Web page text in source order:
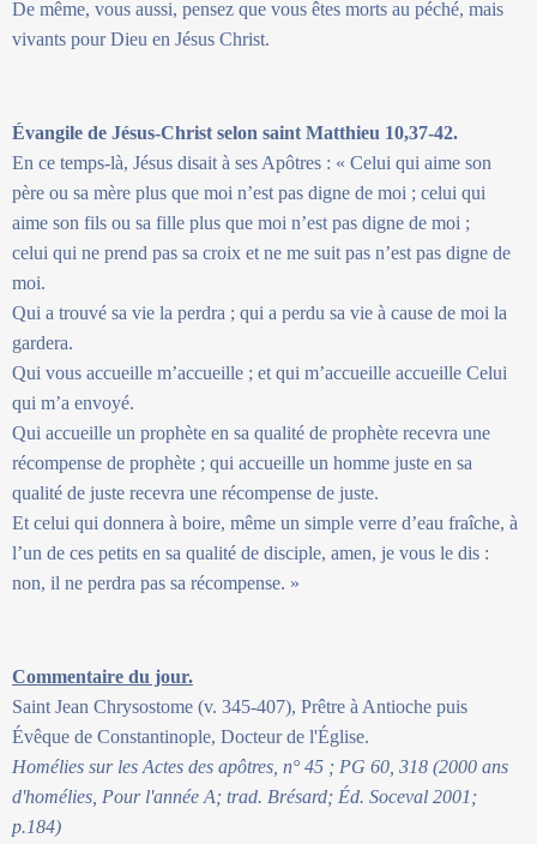
De même, vous aussi, pensez que vous êtes morts au péché, mais
vivants pour Dieu en Jésus Christ.
Évangile de Jésus-Christ selon saint Matthieu 10,37-42.
En ce temps-là, Jésus disait à ses Apôtres : « Celui qui aime son
père ou sa mère plus que moi n’est pas digne de moi ; celui qui
aime son fils ou sa fille plus que moi n’est pas digne de moi ;
celui qui ne prend pas sa croix et ne me suit pas n’est pas digne de
moi.
Qui a trouvé sa vie la perdra ; qui a perdu sa vie à cause de moi la
gardera.
Qui vous accueille m’accueille ; et qui m’accueille accueille Celui
qui m’a envoyé.
Qui accueille un prophète en sa qualité de prophète recevra une
récompense de prophète ; qui accueille un homme juste en sa
qualité de juste recevra une récompense de juste.
Et celui qui donnera à boire, même un simple verre d’eau fraîche, à
l’un de ces petits en sa qualité de disciple, amen, je vous le dis :
non, il ne perdra pas sa récompense. »
Commentaire du jour.
Saint Jean Chrysostome (v. 345-407), Prêtre à Antioche puis
Évêque de Constantinople, Docteur de l'Église.
Homélies sur les Actes des apôtres, n° 45 ; PG 60, 318 (2000 ans
d'homélies, Pour l'année A; trad. Brésard; Éd. Soceval 2001;
p.184)